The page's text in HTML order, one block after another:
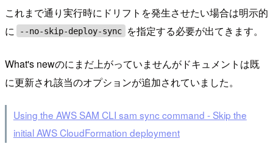
これまで通り実行時にドリフトを発生させたい場合は明示的
に
--no-skip-deploy-sync を指定する必要が出てきます。
What's newのにまだ上がっていませんがドキュメントは既
に更新され該当のオプションが追加されていました。
Using the AWS SAM CLI sam sync command - Skip the
initial AWS CloudFormation deployment